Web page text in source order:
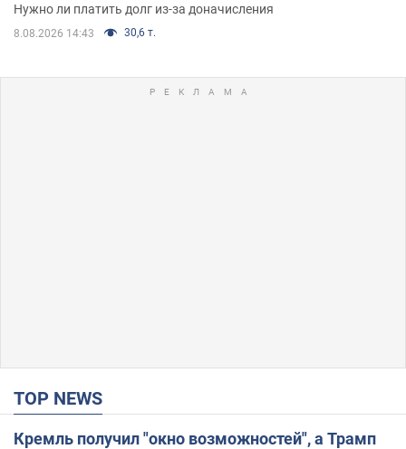
Нужно ли платить долг из-за доначисления
8.08.2026 14:43 30,6 т.
TOP NEWS
Кремль получил "окно возможностей", а Трамп